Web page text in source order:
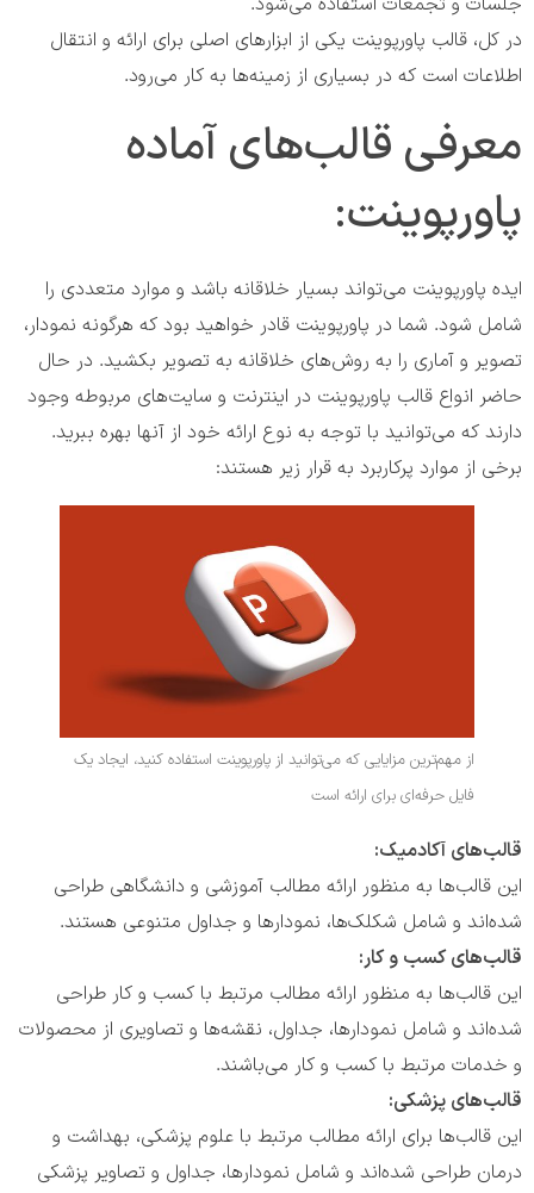
در کل، قالب پاورپوینت یکی از ابزارهای اصلی برای ارائه و انتقال
اطلاعات است که در بسیاری از زمینه‌ها به کار می‌رود.
معرفی قالب‌های آماده
پاورپوینت:
ایده پاورپوینت می‌تواند بسیار خلاقانه باشد و موارد متعددی را
شامل شود. شما در پاورپوینت قادر خواهید بود که هرگونه نمودار،
تصویر و آماری را به روش‌های خلاقانه به تصویر بکشید. در حال
حاضر انواع قالب پاورپوینت در اینترنت و سایت‌‏های مربوطه وجود
دارند که می‌‎توانید با توجه به نوع ارائه خود از آنها بهره ببرید.
برخی از موارد پرکاربرد به قرار زیر هستند:
از مهم‌ترین مزایایی که می‌توانید از پاورپوینت استفاده کنید، ایجاد یک
فایل حرفه‌ای برای ارائه است
قالب‌های آکادمیک:
این قالب‌ها به منظور ارائه مطالب آموزشی و دانشگاهی طراحی
شده‌اند و شامل شکلک‌ها، نمودارها و جداول متنوعی هستند.
قالب‌های کسب و کار:
این قالب‌ها به منظور ارائه مطالب مرتبط با کسب و کار طراحی
شده‌اند و شامل نمودارها، جداول، نقشه‌ها و تصاویری از محصولات
و خدمات مرتبط با کسب و کار می‌باشند.
قالب‌های پزشکی:
این قالب‌ها برای ارائه مطالب مرتبط با علوم پزشکی، بهداشت و
درمان طراحی شده‌اند و شامل نمودارها، جداول و تصاویر پزشکی